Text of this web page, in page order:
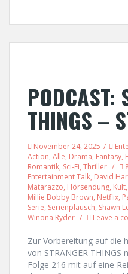
PODCAST:
THINGS –
November 24, 2025
Action, Alle, Drama, Fantasy,
Romantik, Sci-Fi, Thriller
Entertainment Talk, David
Matarazzo, Hörsendung, Kult,
Millie Bobby Brown, Netflix,
Serie, Serienplausch, Shawn
Winona Ryder
Leave a
Zur Vorbereitung auf die
von STRANGER THINGS
Folge 216 mit auf eine